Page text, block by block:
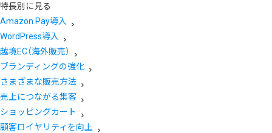
特長別に見る
Amazon Pay導入
WordPress導入
越境EC（海外販売）
ブランディングの強化
さまざまな販売方法
売上につながる集客
ショッピングカート
顧客ロイヤリティを向上